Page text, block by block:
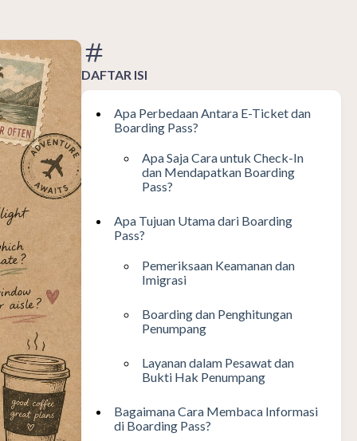
DAFTAR ISI
Apa Perbedaan Antara E-Ticket dan
Boarding Pass?
Apa Saja Cara untuk Check-In
dan Mendapatkan Boarding
Pass?
Apa Tujuan Utama dari Boarding
Pass?
Pemeriksaan Keamanan dan
Imigrasi
Boarding dan Penghitungan
Penumpang
Layanan dalam Pesawat dan
Bukti Hak Penumpang
Bagaimana Cara Membaca Informasi
di Boarding Pass?